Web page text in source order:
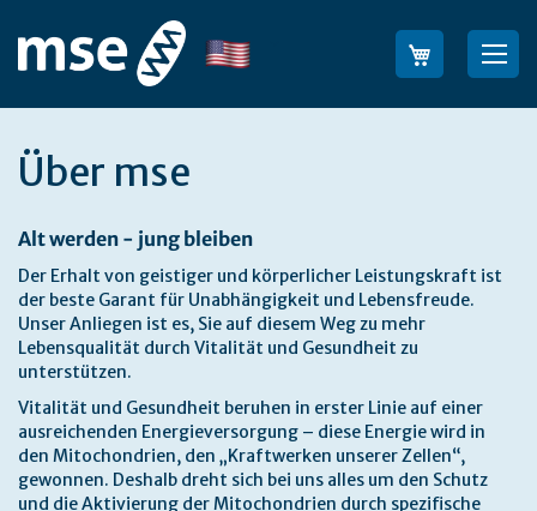
Content
Language
Über mse
Alt werden - jung bleiben
Der Erhalt von geistiger und körperlicher Leistungskraft ist
der beste Garant für Unabhängigkeit und Lebensfreude.
Unser Anliegen ist es, Sie auf diesem Weg zu mehr
Lebensqualität durch Vitalität und Gesundheit zu
unterstützen.
Vitalität und Gesundheit beruhen in erster Linie auf einer
ausreichenden Energieversorgung – diese Energie wird in
den Mitochondrien, den „Kraftwerken unserer Zellen“,
gewonnen. Deshalb dreht sich bei uns alles um den Schutz
und die Aktivierung der Mitochondrien durch spezifische